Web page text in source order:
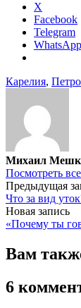
X
Facebook
Telegram
WhatsApp
Карелия,
Михаил
Посмотреть
по
записям
Предыдущая
Что за вид
Новая запись
«Почему ты
Вам
6